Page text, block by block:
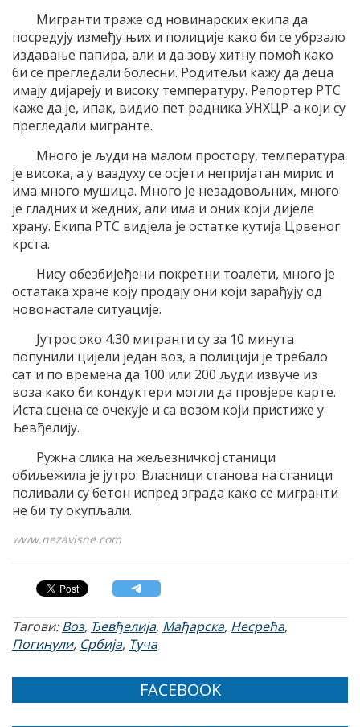
Мигранти траже од новинарских екипа да
посредују између њих и полиције како би се убрзало
издавање папира, али и да зову хитну помоћ како
би се прегледали болесни. Родитељи кажу да деца
имају дијареју и високу температуру. Репортер РТС
каже да је, ипак, видио пет радника УНХЦР-а који су
прегледали мигранте.
Много је људи на малом простору, температура
је висока, а у ваздуху се осјети непријатан мирис и
има много мушица. Много је незадовољних, много
је гладних и жедних, али има и оних који дијеле
храну. Екипа РТС видјела је остатке кутија Црвеног
крста.
Нису обезбијеђени покретни тоалети, много је
остатака хране коју продају они који зарађују од
новонастале ситуације.
Јутрос око 4.30 мигранти су за 10 минута
попунили цијели један воз, а полицији је требало
сат и по времена да 100 или 200 људи извуче из
воза како би кондуктери могли да провјере карте.
Иста сцена се очекује и са возом који пристиже у
Ђевђелију.
Ружна слика на жељезничкој станици
обиљежила је јутро: Власници станова на станици
поливали су бетон испред зграда како се мигранти
не би ту окупљали.
www.nezavisne.com
Тагови:Воз, Ђевђелија, Мађарска, Несрећа,
Погинули, Србија, Туча
FACEBOOK